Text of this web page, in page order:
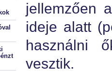
jellemzően
ideje alatt
használni
vesztik.